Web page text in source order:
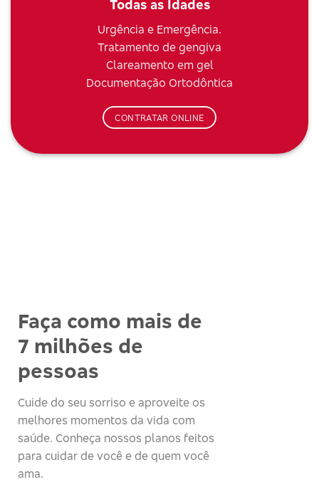
Todas as Idades
Urgência e Emergência.
Tratamento de gengiva
Clareamento em gel
Documentação Ortodôntica
CONTRATAR ONLINE
Faça como mais de
7 milhões de
pessoas
Cuide do seu sorriso e aproveite os
melhores momentos da vida com
saúde. Conheça nossos planos feitos
para cuidar de você e de quem você
ama.